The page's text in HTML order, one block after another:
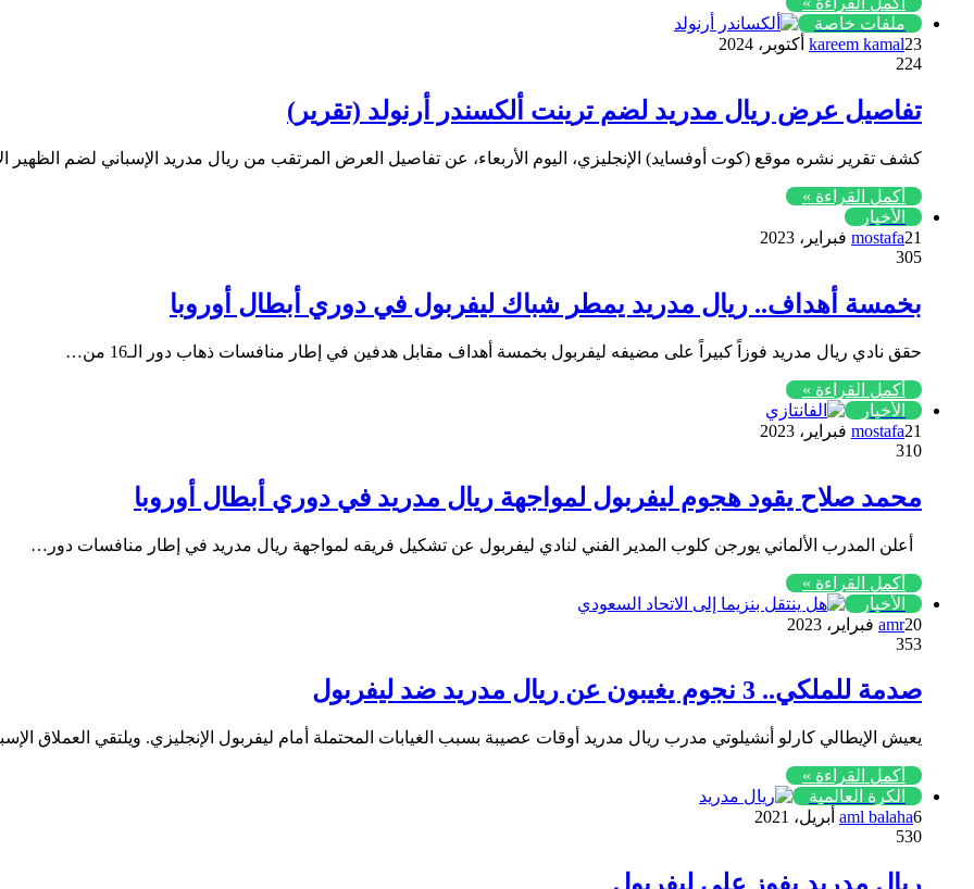
ملفات خاصة
kareem kamal23 أكتوبر، 2024
224
تفاصيل عرض ريال مدريد لضم ترينت ألكسندر أرنولد (تقرير)
كشف تقرير نشره موقع (كوت أوفسايد) الإنجليزي، اليوم الأربعاء، عن تفاصيل العرض المرتقب من ريال مدريد الإسباني لضم الظهير
أكمل القراءة »
الأخبار
mostafa21 فبراير، 2023
305
بخمسة أهداف.. ريال مدريد يمطر شباك ليفربول في دوري أبطال أوروبا
حقق نادي ريال مدريد فوزاً كبيراً على مضيفه ليفربول بخمسة أهداف مقابل هدفين في إطار منافسات ذهاب دور الـ16 من…
أكمل القراءة »
الأخبار
mostafa21 فبراير، 2023
310
محمد صلاح يقود هجوم ليفربول لمواجهة ريال مدريد في دوري أبطال أوروبا
أعلن المدرب الألماني يورجن كلوب المدير الفني لنادي ليفربول عن تشكيل فريقه لمواجهة ريال مدريد في إطار منافسات دور…
أكمل القراءة »
الأخبار
amr20 فبراير، 2023
353
صدمة للملكي.. 3 نجوم يغيبون عن ريال مدريد ضد ليفربول
يعيش الإيطالي كارلو أنشيلوتي مدرب ريال مدريد أوقات عصيبة بسبب الغيابات المحتملة أمام ليفربول الإنجليزي. ويلتقي العملاق
أكمل القراءة »
الكرة العالمية
aml balaha6 أبريل، 2021
530